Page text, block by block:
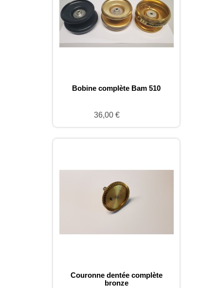
Bobine complète Bam 510
36,00 €
Couronne dentée complète
bronze